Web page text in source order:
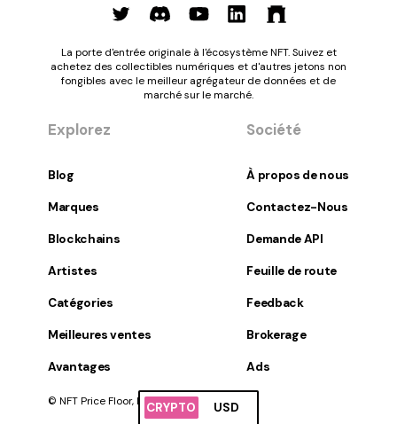
CRYPTO USD
La porte d'entrée originale à l'écosystème NFT. Suivez et
achetez des collectibles numériques et d'autres jetons non
fongibles avec le meilleur agrégateur de données et de
marché sur le marché.
Explorez
Blog
Marques
Blockchains
Artistes
Catégories
Meilleures ventes
Avantages
Société
À propos de nous
Contactez-Nous
Demande API
Feuille de route
Feedback
Brokerage
Ads
© NFT Price Floor, Inc. Tous droits réservés.